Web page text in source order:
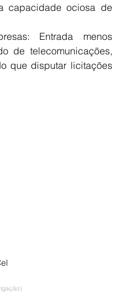
capacidade ociosa de
Entrada menos
de telecomunicações,
que disputar licitações